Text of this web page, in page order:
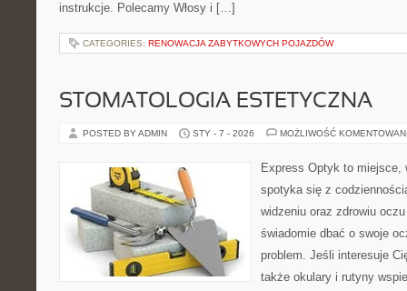
instrukcje. Polecamy Włosy i […]
CATEGORIES: RENOWACJA ZABYTKOWYCH POJAZDÓW
STOMATOLOGIA ESTETYCZNA
POSTED BY ADMIN STY - 7 - 2026 MOŻLIWOŚĆ
Express Optyk to miejsce,
spotyka się z
widzeniu oraz zdrowiu
świadomie dbać o swoje
problem. Jeśli interesuje
także okulary i rutyny